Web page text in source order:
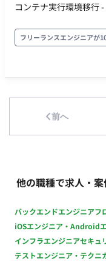
コンテナ実行環境移行
推進 - Terraformまた
ラの自動化・コード化
リティの向上に貢献
ス導入 - 社内チーム（開発
Amazon ElastiCache
- GitHub, JIRA ■精算
（8月開始1名、10月
可）
フリーランスエンジニアが
前へ
他の職種で求人・
バックエンドエンジニアフ
iOSエンジニア・Android
インフラエンジニアセキュ
テストエンジニア・テクニ